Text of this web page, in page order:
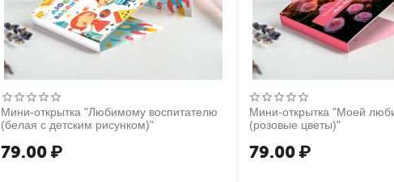
Мини-открытка "Любимому воспитателю
(белая с детским рисунком)"
79.00 ₽
Мини-открытка "Моей
(розовые цветы)"
79.00 ₽